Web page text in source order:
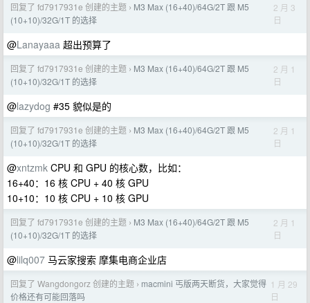
回复了 fd7917931e 创建的主题 › M3 Max (16+40)/64G/2T 跟 M5
(10+10)/32G/1T 的选择
2 月 3
日
@Lanayaaa 超出预算了
回复了 fd7917931e 创建的主题 › M3 Max (16+40)/64G/2T 跟 M5
(10+10)/32G/1T 的选择
2 月 1
日
@lazydog #35 貌似是的
回复了 fd7917931e 创建的主题 › M3 Max (16+40)/64G/2T 跟 M5
(10+10)/32G/1T 的选择
2 月 1
日
@xntzmk CPU 和 GPU 的核心数，比如：
16+40：16 核 CPU + 40 核 GPU
10+10：10 核 CPU + 10 核 GPU
回复了 fd7917931e 创建的主题 › M3 Max (16+40)/64G/2T 跟 M5
(10+10)/32G/1T 的选择
2 月 1
日
@lilq007 马云家搜索 摩集电商企业店
回复了 Wangdongorz 创建的主题 › macmini 丐版两天断货，大家觉得
价格还有可能回落吗
1 月 29
日